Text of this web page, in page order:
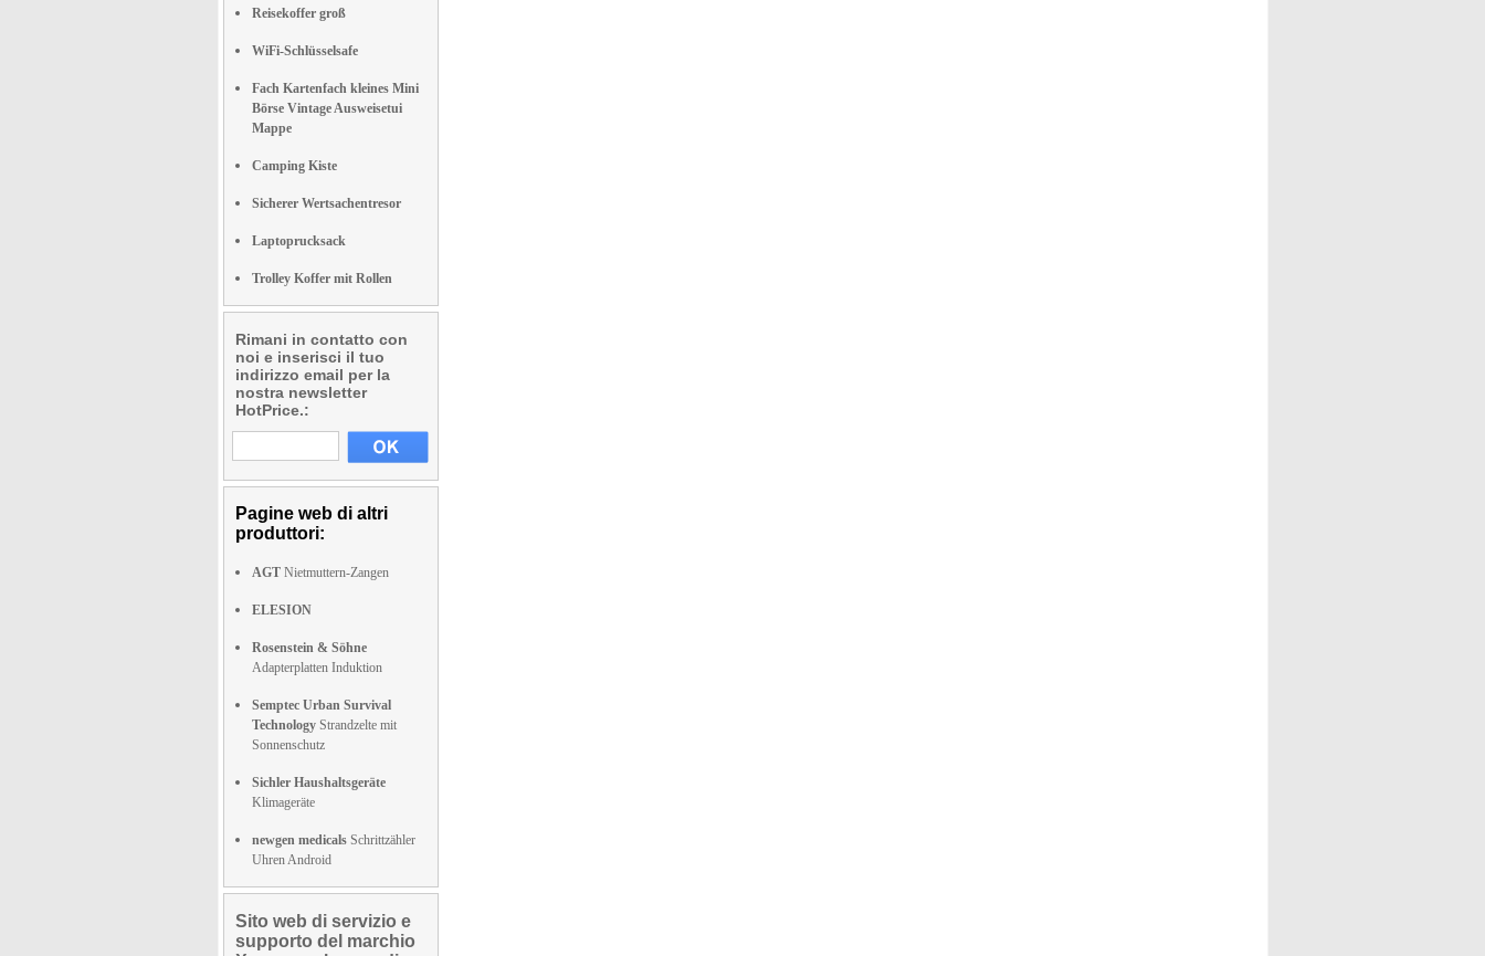
Reisekoffer groß
WiFi-Schlüsselsafe
Fach Kartenfach kleines Mini
Börse Vintage Ausweisetui
Mappe
Camping Kiste
Sicherer Wertsachentresor
Laptoprucksack
Trolley Koffer mit Rollen
Rimani in contatto con
noi e inserisci il tuo
indirizzo email per la
nostra newsletter
HotPrice.:
Pagine web di altri
produttori:
AGT Nietmuttern-Zangen
ELESION
Rosenstein & Söhne
Adapterplatten Induktion
Semptec Urban Survival
Technology Strandzelte mit
Sonnenschutz
Sichler Haushaltsgeräte
Klimageräte
newgen medicals Schrittzähler
Uhren Android
Sito web di servizio e
supporto del marchio